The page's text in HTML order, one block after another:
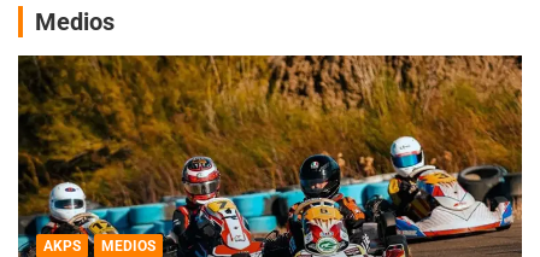
Medios
AKPS MEDIOS